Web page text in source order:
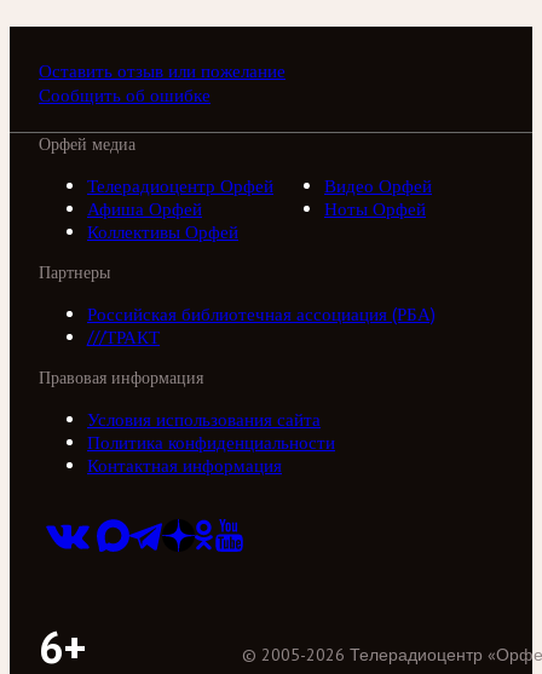
Оставить отзыв или пожелание
Сообщить об ошибке
Орфей медиа
Телерадиоцентр Орфей
Видео Орфей
Афиша Орфей
Ноты Орфей
Коллективы Орфей
Партнеры
Российская библиотечная ассоциация (РБА)
///ТРАКТ
Правовая информация
Условия использования сайта
Политика конфиденциальности
Контактная информация
6+ © 2005-2026 Телерадиоцентр